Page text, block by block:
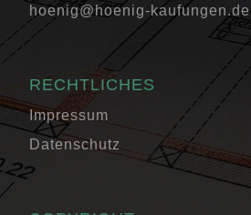
hoenig@hoenig-kaufungen.de
RECHTLICHES
Impressum
Datenschutz